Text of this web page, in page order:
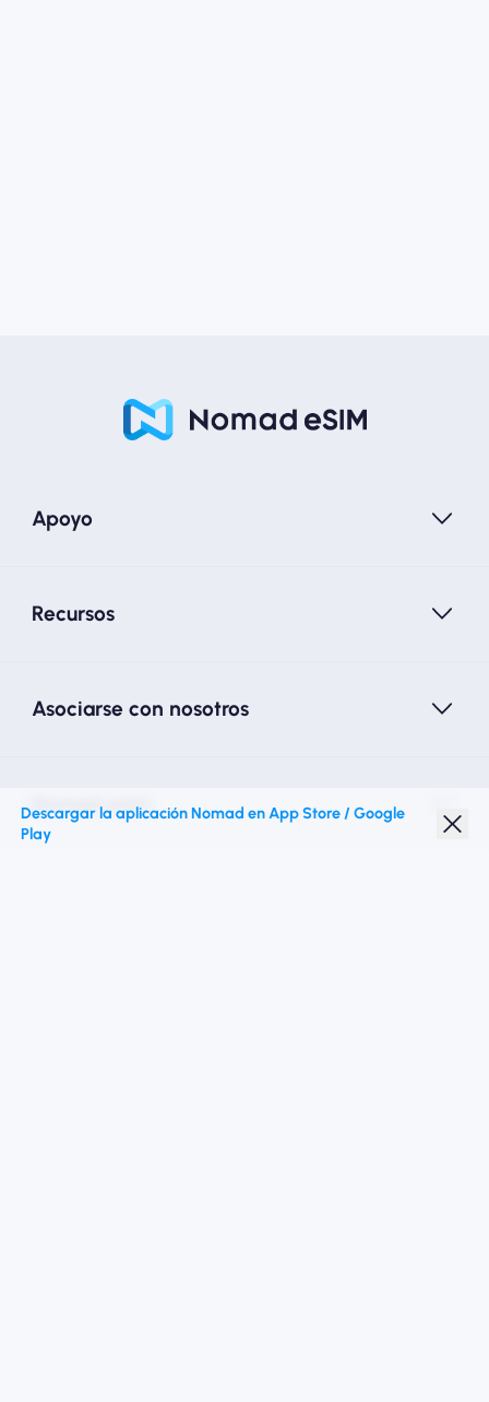
Apoyo
Recursos
Asociarse con nosotros
Nomad esim
Descargar la aplicación Nomad en App Store / Google
Play